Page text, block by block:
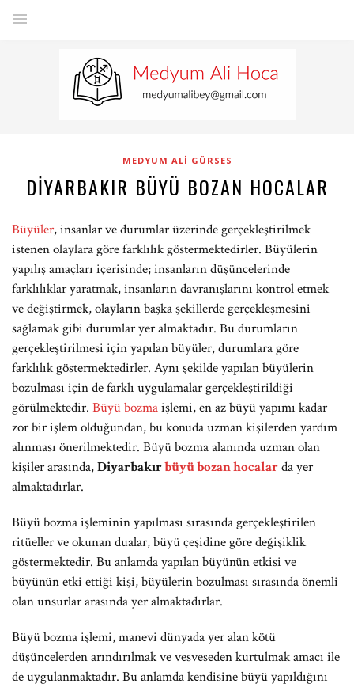
MEDYUM ALI GÜRSES
DIYARBAKIR BÜYÜ BOZAN HOCALAR
Büyüler, insanlar ve durumlar üzerinde gerçekleştirilmek
istenen olaylara göre farklılık göstermektedirler. Büyülerin
yapılış amaçları içerisinde; insanların düşüncelerinde
farklılıklar yaratmak, insanların davranışlarını kontrol etmek
ve değiştirmek, olayların başka şekillerde gerçekleşmesini
sağlamak gibi durumlar yer almaktadır. Bu durumların
gerçekleştirilmesi için yapılan büyüler, durumlara göre
farklılık göstermektedirler. Aynı şekilde yapılan büyülerin
bozulması için de farklı uygulamalar gerçekleştirildiği
görülmektedir. Büyü bozmaişlemi, en az büyü yapımı kadar
zor bir işlem olduğundan, bu konuda uzman kişilerden yardım
alınması önerilmektedir. Büyü bozma alanında uzman olan
kişiler arasında,Diyarbakırbüyü bozan hocalarda yer
almaktadırlar.
Büyü bozma işleminin yapılması sırasında gerçekleştirilen
ritüeller ve okunan dualar, büyü çeşidine göre değişiklik
göstermektedir. Bu anlamda yapılan büyünün etkisi ve
büyünün etki ettiği kişi, büyülerin bozulması sırasında önemli
olan unsurlar arasında yer almaktadırlar.
Büyü bozma işlemi, manevi dünyada yer alan kötü
düşüncelerden arındırılmak ve vesveseden kurtulmak amacı ile
de uygulanmaktadır. Bu anlamda kendisine büyü yapıldığını